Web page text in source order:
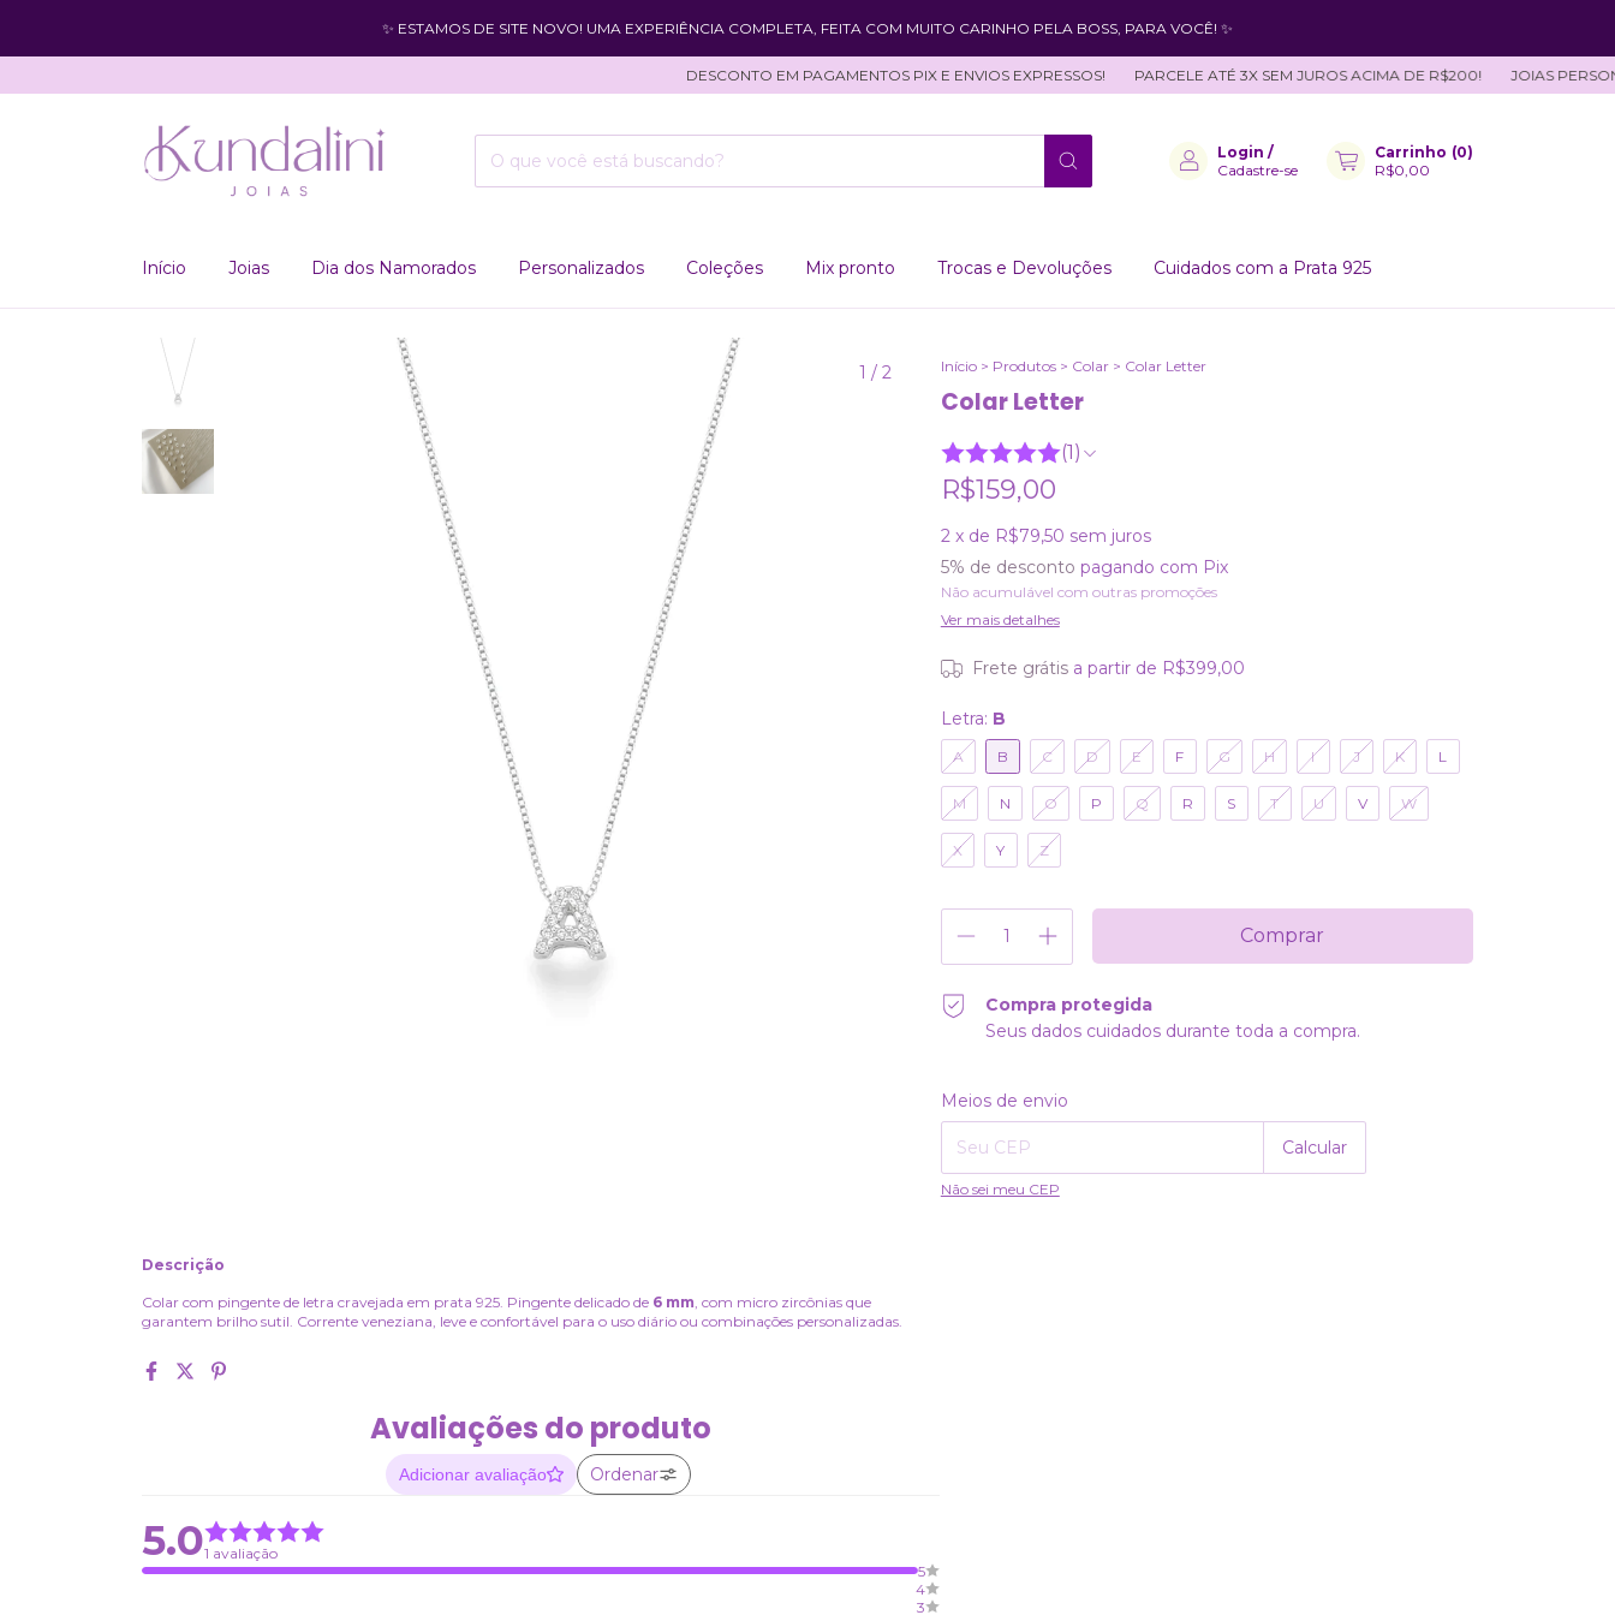
✨ ESTAMOS DE SITE NOVO! UMA EXPERIÊNCIA COMPLETA, FEITA COM MUITO CARINHO PELA BOSS, PARA VOCÊ! ✨
DESCONTO EM PAGAMENTOS PIX E ENVIOS EXPRESSOS! PARCELE ATÉ 3X SEM JUROS ACIMA DE R$200! JOIAS
Login /
Cadastre-se
Carrinho (0)
R$0,00
Início Joias Dia dos Namorados Personalizados Coleções Mix pronto Trocas e Devoluções Cuidados com a Prata 925
1 / 2 Início > Produtos > Colar > Colar Letter
Colar Letter
(1)
R$159,00
2 x de R$79,50 sem juros
5% de desconto pagando com Pix
Não acumulável com outras promoções
Ver mais detalhes
Frete grátis a partir de R$399,00
Letra: B
A B C D E F G H I J K L
M N O P Q R S T U V W
X Y Z
Compra protegida
Seus dados cuidados durante toda a compra.
Entregas para o CEP:
Meios de envio
Calcular
Não sei meu CEP
Descrição
Colar com pingente de letra cravejada em prata 925. Pingente delicado de 6 mm , com micro zircônias que
garantem brilho sutil. Corrente veneziana, leve e confortável para o uso diário ou combinações personalizadas.
Avaliações do produto
Adicionar avaliação Ordenar
5.01 avaliação
5
4
3